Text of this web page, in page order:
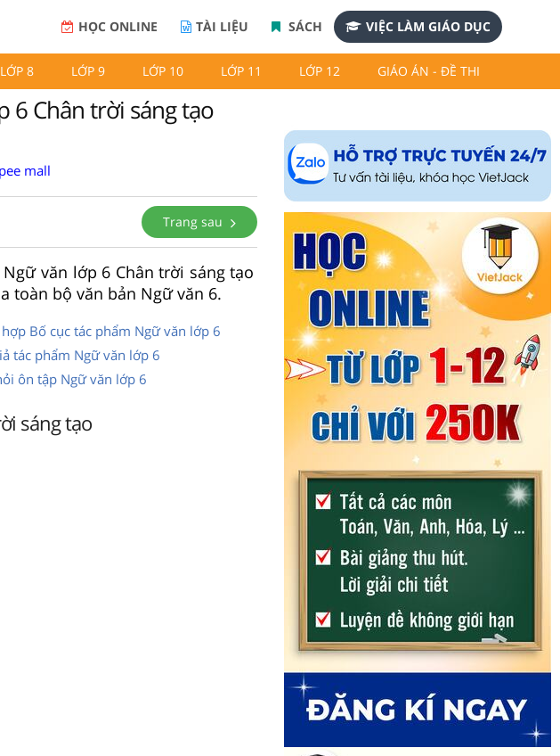
HỌC ONLINE TÀI LIỆU SÁCH VIỆC LÀM GIÁO DỤC
LỚP 8 LỚP 9 LỚP 10 LỚP 11 LỚP 12 GIÁO ÁN - ĐỀ THI
6 Chân trời sáng tạo
mall
Trang sau
văn lớp 6 Chân trời sáng tạo
toàn bộ văn bản Ngữ văn 6.
Bố cục tác phẩm Ngữ văn lớp 6
tác phẩm Ngữ văn lớp 6
ôn tập Ngữ văn lớp 6
sáng tạo